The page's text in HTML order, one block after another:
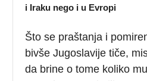
i Iraku nego i u Evropi
Što se praštanja i
bivše Jugoslavije tiče,
da brine o tome koliko